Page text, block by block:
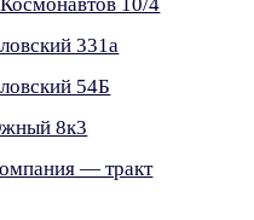
10/4
331а
54Б
8к3
— тракт